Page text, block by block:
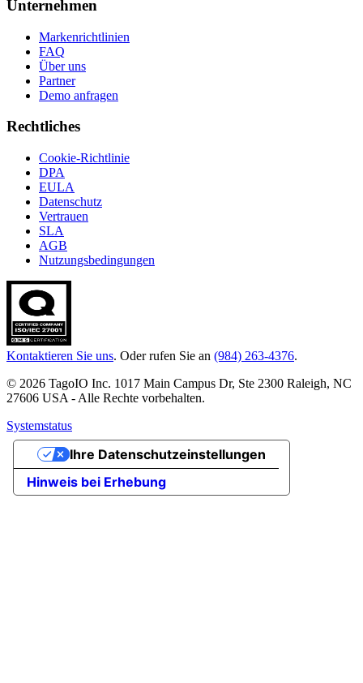
Unternehmen
Markenrichtlinien
FAQ
Über uns
Partner
Demo anfragen
Rechtliches
Cookie-Richtlinie
DPA
EULA
Datenschutz
Vertrauen
SLA
AGB
Nutzungsbedingungen
Kontaktieren Sie uns. Oder rufen Sie an (984) 263-4376.
© 2026 TagoIO Inc. 1017 Main Campus Dr, Ste 2300 Raleigh, NC
27606 USA - Alle Rechte vorbehalten.
Systemstatus
Hinweis bei Erhebung
Ihre Datenschutzeinstellungen